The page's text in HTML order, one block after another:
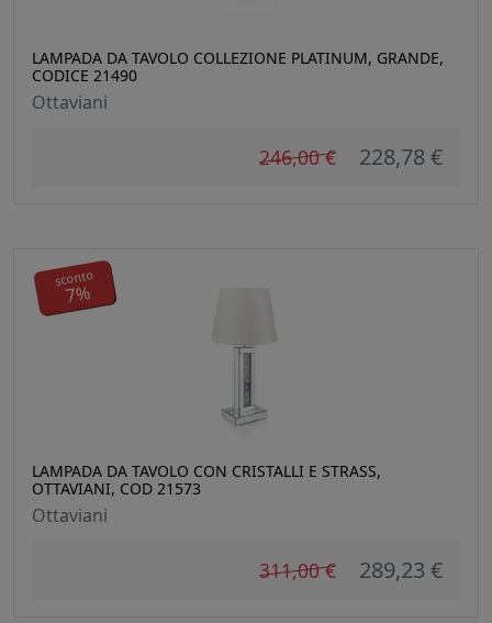
LAMPADA DA TAVOLO COLLEZIONE PLATINUM, GRANDE,
CODICE 21490
Ottaviani
246,00 € 228,78 €
LAMPADA DA TAVOLO CON CRISTALLI E STRASS,
OTTAVIANI, COD 21573
Ottaviani
311,00 € 289,23 €
sconto
7%